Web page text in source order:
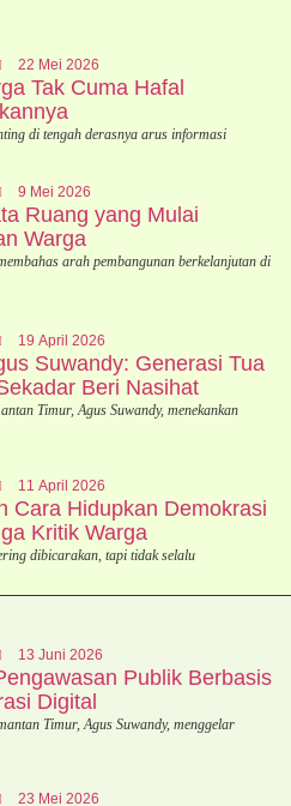
22 Mei 2026
Tak Cuma Hafal
di tengah derasnya arus informasi
9 Mei 2026
Ruang yang Mulai
Warga
arah pembangunan berkelanjutan di
19 April 2026
Suwandy: Generasi Tua
Beri Nasihat
Timur, Agus Suwandy, menekankan
11 April 2026
Cara Hidupkan Demokrasi
Kritik Warga
dibicarakan, tapi tidak selalu
13 Juni 2026
Publik Berbasis
Digital
Timur, Agus Suwandy, menggelar
23 Mei 2026